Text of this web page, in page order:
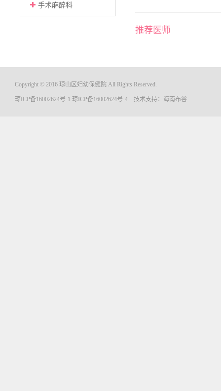
手术麻醉科
推荐医师
Copyright © 2016 琼山区妇幼保健院 All Rights Reserved.
琼ICP备16002624号-1 琼ICP备16002624号-4 技术支持： 海南布谷